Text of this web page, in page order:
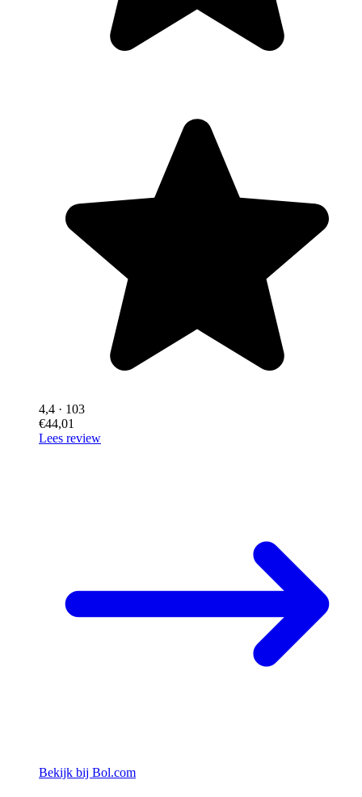
4,4 · 103
€44,01
Lees review
Bekijk bij Bol.com